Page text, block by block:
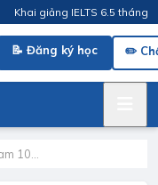
Khai giảng IELTS 6.5 tháng 4/
📝 Đăng ký học ✏️
10…